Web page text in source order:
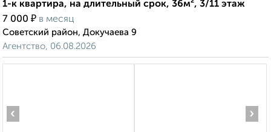
1-к квартира, на длительный срок, 36м², 3/11 этаж
7 000 ₽ в месяц
Советский район, Докучаева 9
Агентство, 06.08.2026
‹ ›